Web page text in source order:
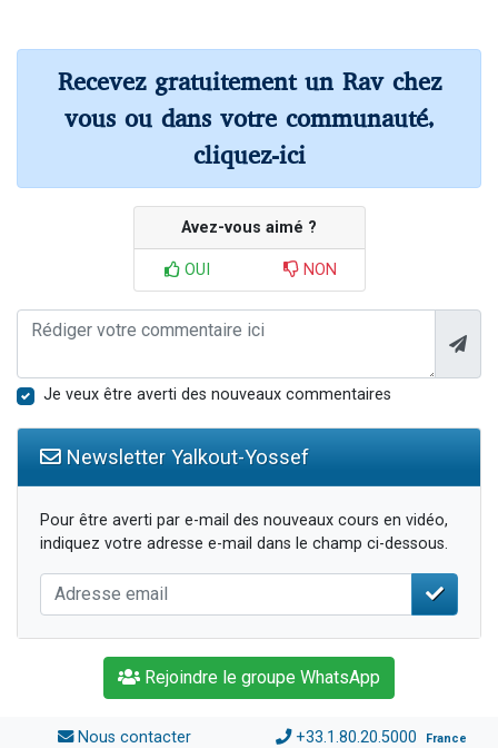
Recevez gratuitement un Rav chez
vous ou dans votre communauté,
cliquez-ici
Avez-vous aimé ?
OUI NON
Je veux être averti des nouveaux commentaires
Newsletter Yalkout-Yossef
Pour être averti par e-mail des nouveaux cours en vidéo,
indiquez votre adresse e-mail dans le champ ci-dessous.
Rejoindre le groupe WhatsApp
Nous contacter +33.1.80.20.5000 France